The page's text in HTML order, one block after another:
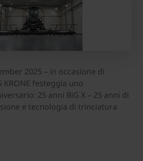
2025 – in occasione di
festeggia uno
25 anni BiG X – 25 anni di
e tecnologia di trinciatura